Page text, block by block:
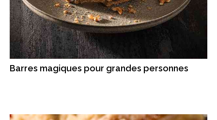
Barres magiques pour grandes personnes